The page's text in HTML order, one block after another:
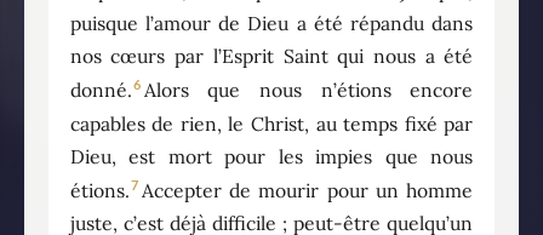
puisque l’amour de Dieu a été répandu dans
nos cœurs par l’Esprit Saint qui nous a été
donné.6 Alors que nous n’étions encore
capables de rien, le Christ, au temps fixé par
Dieu, est mort pour les impies que nous
étions.7 Accepter de mourir pour un homme
juste, c’est déjà difficile ; peut-être quelqu’un